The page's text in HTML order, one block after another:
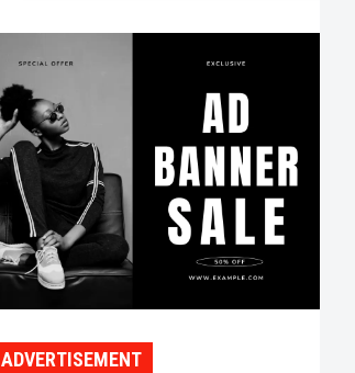
ADVERTISEMENT